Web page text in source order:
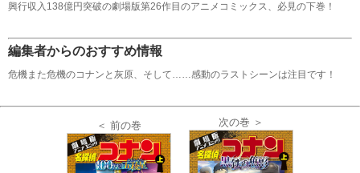
興行収入138億円突破の劇場版第26作目のアニメコミックス、必見の下巻！
編集者からのおすすめ情報
危機また危機のコナンと灰原、そして……感動のラストシーンは注目です！
＜ 前の巻 次の巻 ＞